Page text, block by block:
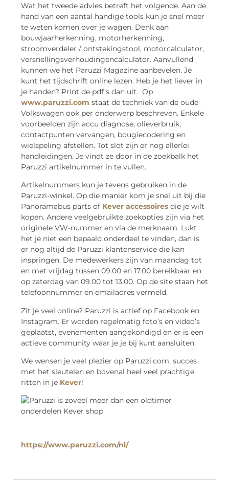
Wat het tweede advies betreft het volgende. Aan de
hand van een aantal handige tools kun je snel meer
te weten komen over je wagen. Denk aan
bouwjaarherkenning, motorherkenning,
stroomverdeler / ontstekingstool, motorcalculator,
versnellingsverhoudingencalculator. Aanvullend
kunnen we het Paruzzi Magazine aanbevelen. Je
kunt het tijdschrift online lezen. Heb je het liever in
je handen? Print de pdf’s dan uit. Op
www.paruzzi.com staat de techniek van de oude
Volkswagen ook per onderwerp beschreven. Enkele
voorbeelden zijn accu diagnose, olieverbruik,
contactpunten vervangen, bougiecodering en
wielspeling afstellen. Tot slot zijn er nog allerlei
handleidingen. Je vindt ze door in de zoekbalk het
Paruzzi artikelnummer in te vullen.
Artikelnummers kun je tevens gebruiken in de
Paruzzi-winkel. Op die manier kom je snel uit bij die
Panoramabus parts of Kever accessoires die je wilt
kopen. Andere veelgebruikte zoekopties zijn via het
originele VW-nummer en via de merknaam. Lukt
het je niet een bepaald onderdeel te vinden, dan is
er nog altijd de Paruzzi klantenservice die kan
inspringen. De medewerkers zijn van maandag tot
en met vrijdag tussen 09.00 en 17.00 bereikbaar en
op zaterdag van 09.00 tot 13.00. Op de site staan het
telefoonnummer en emailadres vermeld.
Zit je veel online? Paruzzi is actief op Facebook en
Instagram. Er worden regelmatig foto’s en video’s
geplaatst, evenementen aangekondigd en er is een
actieve community waar je je bij kunt aansluiten.
We wensen je veel plezier op Paruzzi.com, succes
met het sleutelen en bovenal heel veel prachtige
ritten in je Kever!
https://www.paruzzi.com/nl/